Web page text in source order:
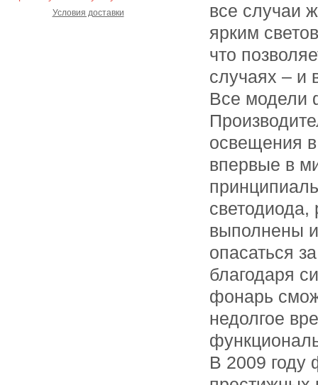
Условия доставки
все случаи
ярким
что
случаях – и
Все модели
освещения
впервые в
выполнены
опасаться
благодаря
фонарь
недолгое
В 2009 году